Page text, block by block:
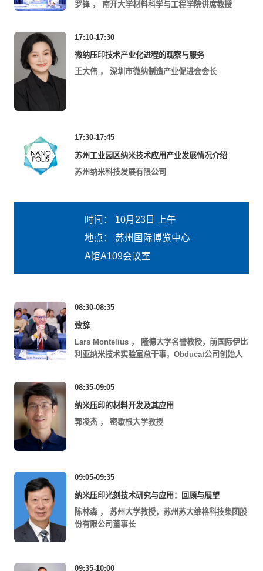
罗锋 ， 南开大学材料科学与工程学院讲席教授
17:10-17:30
微纳压印技术产业化进程的观察与服务
王大伟 ， 深圳市微纳制造产业促进会会长
17:30-17:45
苏州工业园区纳米技术应用产业发展情况介绍
苏州纳米科技发展有限公司
时间：
10月23日 上午
地点：
苏州国际博览中心
A馆A109会议室
08:30-08:35
致辞
Lars Montelius ，
隆德大学名誉教授，前国际伊比
利亚纳米技术实验室总干事，Obducat公司创始人
08:35-09:05
纳米压印的材料开发及其应用
郭凌杰 ， 密歇根大学教授
09:05-09:35
纳米压印光刻技术研究与应用：回顾与展望
陈林森 ，
苏州大学教授，苏州苏大维格科技集团股
份有限公司董事长
09:35-10:00